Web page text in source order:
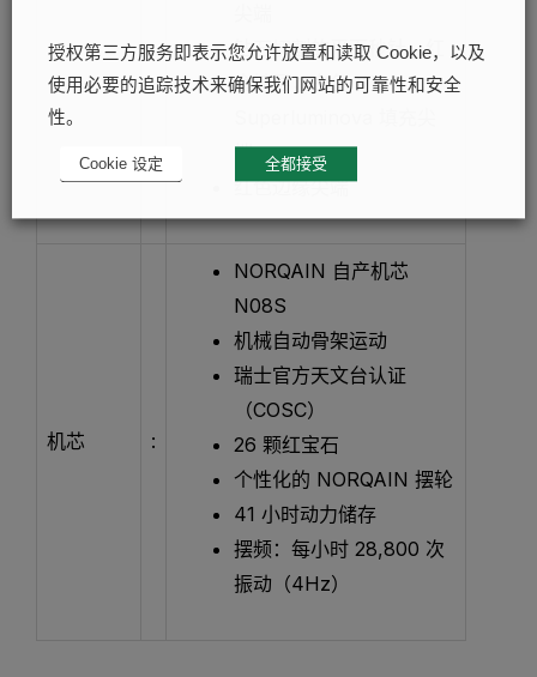
钻石切割的平面秒针，红
金镀层，白色 X1
端，
红色边缘尖端
机芯 :
NORQAIN 自产机芯
N08S
机械自动骨架运动
瑞士官方天文台认证
（COSC）
26 颗红宝石
个性化的 NORQAIN 摆轮
41 小时动力储存
摆频：每小时 28,800 次
振动（4Hz）
授权第三方服务即表示您允许放置和读取 Cookie，以及
使用必要的追踪技术来确保我们网站的可靠性和安全
性。
Cookie 设定 全都接受